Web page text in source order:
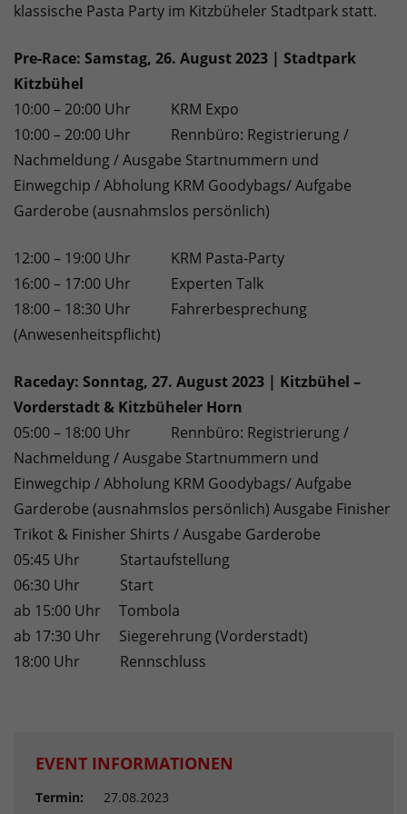
klassische Pasta Party im Kitzbüheler Stadtpark statt.
Pre-Race: Samstag, 26. August 2023 | Stadtpark
Kitzbühel
10:00 – 20:00 Uhr KRM Expo
10:00 – 20:00 Uhr Rennbüro: Registrierung /
Nachmeldung / Ausgabe Startnummern und
Einwegchip / Abholung KRM Goodybags/ Aufgabe
Garderobe (ausnahmslos persönlich)
12:00 – 19:00 Uhr KRM Pasta-Party
16:00 – 17:00 Uhr Experten Talk
18:00 – 18:30 Uhr Fahrerbesprechung
(Anwesenheitspflicht)
Raceday: Sonntag, 27. August 2023 | Kitzbühel –
Vorderstadt & Kitzbüheler Horn
05:00 – 18:00 Uhr Rennbüro: Registrierung /
Nachmeldung / Ausgabe Startnummern und
Einwegchip / Abholung KRM Goodybags/ Aufgabe
Garderobe (ausnahmslos persönlich) Ausgabe Finisher
Trikot & Finisher Shirts / Ausgabe Garderobe
05:45 Uhr Startaufstellung
06:30 Uhr Start
ab 15:00 Uhr Tombola
ab 17:30 Uhr Siegerehrung (Vorderstadt)
18:00 Uhr Rennschluss
EVENT INFORMATIONEN
Termin:
27.08.2023